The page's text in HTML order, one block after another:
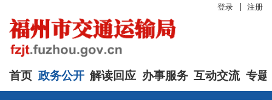
登录 注册
首页 政务公开 解读回应 办事服务 互动交流 专题